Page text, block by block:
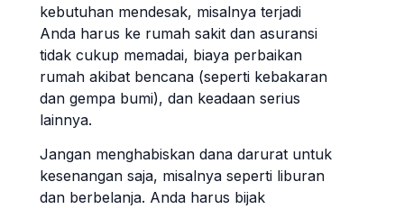
kebutuhan mendesak, misalnya terjadi
Anda harus ke rumah sakit dan asuransi
tidak cukup memadai, biaya perbaikan
rumah akibat bencana (seperti kebakaran
dan gempa bumi), dan keadaan serius
lainnya.
Jangan menghabiskan dana darurat untuk
kesenangan saja, misalnya seperti liburan
dan berbelanja. Anda harus bijak